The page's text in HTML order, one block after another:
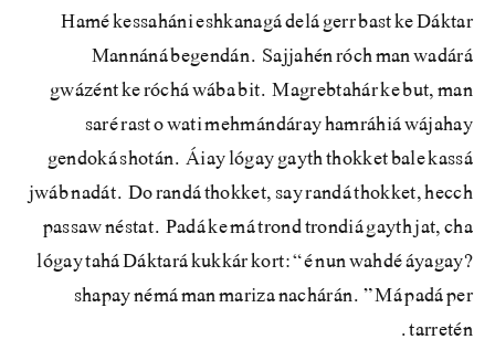
Hamé kessaháni eshkanagá delá gerr bast ke Dáktar
Mannáná begendán. Sajjahén róch man wadárá
gwázént ke róchá wába bit. Magrebtahár ke but, man
saré rast o wati mehmándáray hamráhiá wájahay
gendoká shotán. Áiay lógay gayth thokket bale kassá
jwáb nadát. Do randá thokket, say randá thokket, hecch
passaw néstat. Padá ke má trond trondiá gayth jat, cha
lógay tahá Dáktará kukkár kort: “é nun wahdé áyagay?
shapay némá man mariza nachárán.” Má padá per
tarretén.